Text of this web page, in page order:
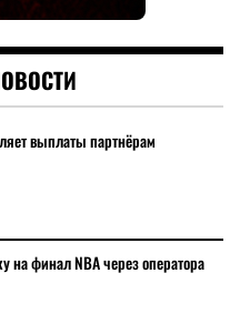
выплаты партнёрам
на финал NBA через оператора